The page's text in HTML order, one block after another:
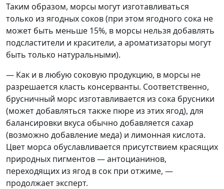
Таким образом, морсы могут изготавливаться
только из ягодных соков (при этом ягодного сока не
может быть меньше 15%, в морсы нельзя добавлять
подсластители и красители, а ароматизаторы могут
быть только натуральными).
— Как и в любую соковую продукцию, в морсы не
разрешается класть консерванты. Соответственно,
брусничный морс изготавливается из сока брусники
(может добавляться также пюре из этих ягод), для
балансировки вкуса обычно добавляется сахар
(возможно добавление меда) и лимонная кислота.
Цвет морса обуславливается присутствием красящих
природных пигментов — антоцианинов,
переходящих из ягод в сок при отжиме, —
продолжает эксперт.